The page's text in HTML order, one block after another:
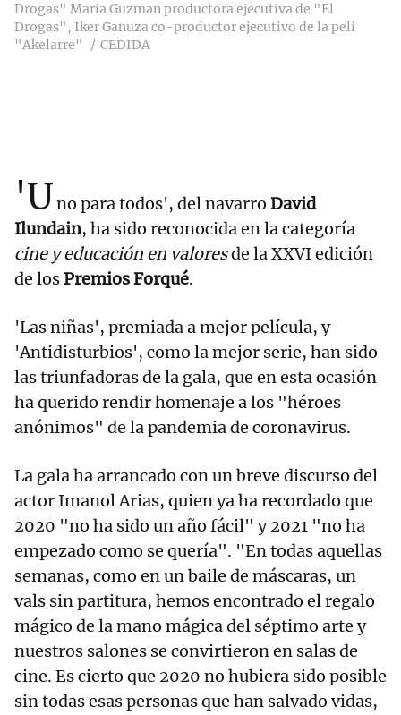
Drogas" Maria Guzman productora ejecutiva de "El
Drogas", Iker Ganuza co-productor ejecutivo de la peli
"Akelarre"
CEDIDA
'Uno para todos', del navarro David
Ilundain, ha sido reconocida en la categoría
cine y educación en valoresde la XXVI edición
de losPremios Forqué.
'Las niñas', premiada a mejor película, y
'Antidisturbios', como la mejor serie, han sido
las triunfadoras de la gala, que en esta ocasión
ha querido rendir homenaje a los "héroes
anónimos" de la pandemia de coronavirus.
La gala ha arrancado con un breve discurso del
actor Imanol Arias, quien ya ha recordado que
2020 "no ha sido un año fácil" y 2021 "no ha
empezado como se quería". "En todas aquellas
semanas, como en un baile de máscaras, un
vals sin partitura, hemos encontrado el regalo
mágico de la mano mágica del séptimo arte y
nuestros salones se convirtieron en salas de
cine. Es cierto que 2020 no hubiera sido posible
sin todas esas personas que han salvado vidas,